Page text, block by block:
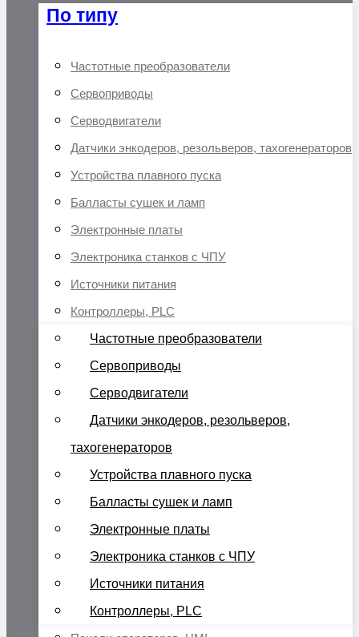
По типу
Частотные преобразователи
Сервоприводы
Серводвигатели
Датчики энкодеров, резольверов, тахогенераторов
Устройства плавного пуска
Балласты сушек и ламп
Электронные платы
Электроника станков с ЧПУ
Источники питания
Контроллеры, PLC
Частотные преобразователи
Сервоприводы
Серводвигатели
Датчики энкодеров, резольверов,
тахогенераторов
Устройства плавного пуска
Балласты сушек и ламп
Электронные платы
Электроника станков с ЧПУ
Источники питания
Контроллеры, PLC